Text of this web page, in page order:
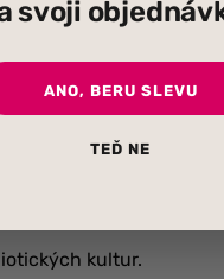
kultur.
svoji
ANO, BERU SLEVU
TEĎ NE